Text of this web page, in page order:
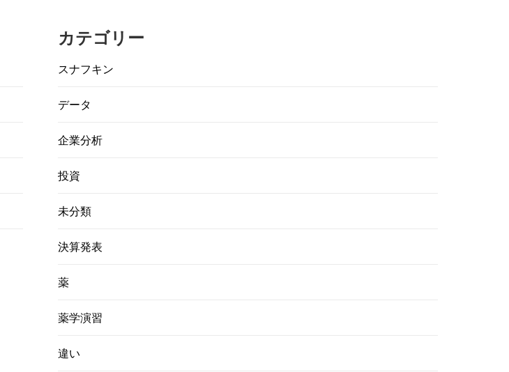
カテゴリー
スナフキン
データ
企業分析
投資
未分類
決算発表
薬
薬学演習
違い